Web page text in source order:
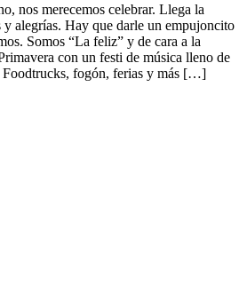
nos merecemos celebrar. Llega la
y alegrías. Hay que darle un empujoncito
Somos “La feliz” y de cara a la
con un festi de música lleno de
Foodtrucks, fogón, ferias y más […]